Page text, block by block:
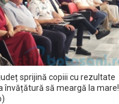
sprijină copiii cu rezultate
învățătură să meargă la mare!